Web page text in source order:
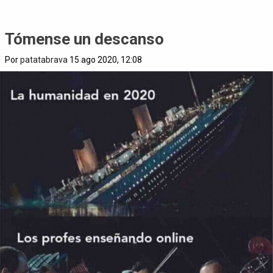
Tómense un descanso
Porpatatabrava 15 ago 2020, 12:08